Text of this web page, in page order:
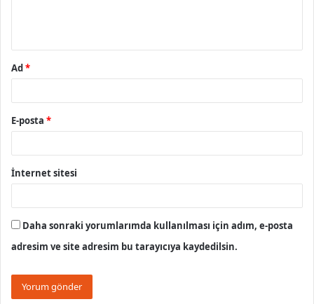
Ad*
E-posta *
İnternet sitesi
Daha sonraki yorumlarımda kullanılması için adım, e-posta
adresim ve site adresim bu tarayıcıya kaydedilsin.